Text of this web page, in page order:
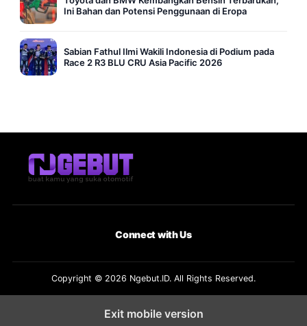
Ini Bahan dan Potensi Penggunaan di Eropa
Sabian Fathul Ilmi Wakili Indonesia di Podium pada
Race 2 R3 BLU CRU Asia Pacific 2026
Connect with Us
Copyright © 2026 Ngebut.ID. All Rights Reserved.
Exit mobile version